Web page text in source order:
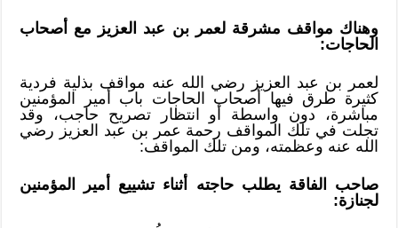
وهناك مواقف مشرقة لعمر بن عبد العزيز مع أصحاب
الحاجات:
لعمر بن عبد العزيز رضي الله عنه مواقف بذلية فردية
كثيرة طرق فيها أصحاب الحاجات باب أمير المؤمنين
مباشرة، دون واسطة أو انتظار تصريح حاجب، وقد
تجلت في تلك المواقف رحمة عمر بن عبد العزيز رضي
الله عنه وعظمته، ومن تلك المواقف:
صاحب الفاقة يطلب حاجته أثناء تشييع أمير المؤمنين
لجنازة: